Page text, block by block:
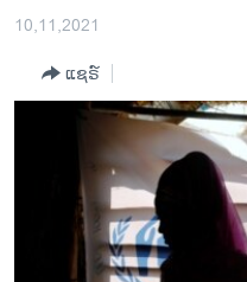
ຫາ
ຂ່າວ​ຈີນ
ໂລກ
ອິດສະຫຼະພາບດ້ານການຂ່າວ
ຊີວິດຊາວລາວ
ຊຸມຊົນຊາວລາວ
10,11,2021
ແຊຣ໌